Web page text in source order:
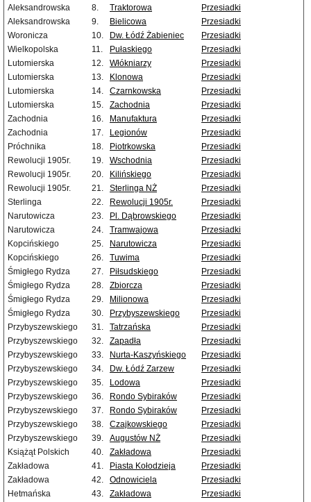
Aleksandrowska
8. Traktorowa
Przesiadki
Aleksandrowska
9. Bielicowa
Przesiadki
Woronicza
10. Dw. Łódź Żabieniec
Przesiadki
Wielkopolska
11. Pułaskiego
Przesiadki
Lutomierska
12. Włókniarzy
Przesiadki
Lutomierska
13. Klonowa
Przesiadki
Lutomierska
14. Czarnkowska
Przesiadki
Lutomierska
15. Zachodnia
Przesiadki
Zachodnia
16. Manufaktura
Przesiadki
Zachodnia
17. Legionów
Przesiadki
Próchnika
18. Piotrkowska
Przesiadki
Rewolucji 1905r.
19. Wschodnia
Przesiadki
Rewolucji 1905r.
20. Kilińskiego
Przesiadki
Rewolucji 1905r.
21. Sterlinga NŻ
Przesiadki
Sterlinga
22. Rewolucji 1905r.
Przesiadki
Narutowicza
23. Pl. Dąbrowskiego
Przesiadki
Narutowicza
24. Tramwajowa
Przesiadki
Kopcińskiego
25. Narutowicza
Przesiadki
Kopcińskiego
26. Tuwima
Przesiadki
Śmigłego Rydza
27. Piłsudskiego
Przesiadki
Śmigłego Rydza
28. Zbiorcza
Przesiadki
Śmigłego Rydza
29. Milionowa
Przesiadki
Śmigłego Rydza
30. Przybyszewskiego
Przesiadki
Przybyszewskiego
31. Tatrzańska
Przesiadki
Przybyszewskiego
32. Zapadła
Przesiadki
Przybyszewskiego
33. Nurta-Kaszyńskiego
Przesiadki
Przybyszewskiego
34. Dw. Łódź Zarzew
Przesiadki
Przybyszewskiego
35. Lodowa
Przesiadki
Przybyszewskiego
36. Rondo Sybiraków
Przesiadki
Przybyszewskiego
37. Rondo Sybiraków
Przesiadki
Przybyszewskiego
38. Czajkowskiego
Przesiadki
Przybyszewskiego
39. Augustów NŻ
Przesiadki
Książąt Polskich
40. Zakładowa
Przesiadki
Zakładowa
41. Piasta Kołodzieja
Przesiadki
Zakładowa
42. Odnowiciela
Przesiadki
Hetmańska
43. Zakładowa
Przesiadki